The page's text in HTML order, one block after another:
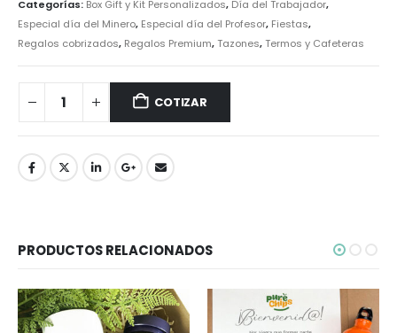
Categorías: Box Gift y Kit Personalizados, Día del Trabajador,
Especial día del Minero, Especial día del Profesor, Fiestas,
Regalos cobrizados, Regalos Premium,Tazones,Termos y Cafeteras
COTIZAR
PRODUCTOS RELACIONADOS